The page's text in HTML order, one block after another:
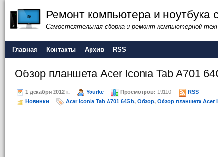
Ремонт компьютера и ноутбука
Самостоятельная сборка и ремонт компьютерной
Главная Контакты Архив RSS
Обзор планшета Acer Iconia Tab A701
1 декабря 2012 г. Yourke Просмотров: 19110
RSS
Новинки
Acer Iconia Tab A701 64Gb, Обзор, Обзор планшета Acer